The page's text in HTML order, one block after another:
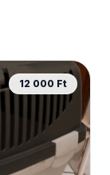
12 000 Ft